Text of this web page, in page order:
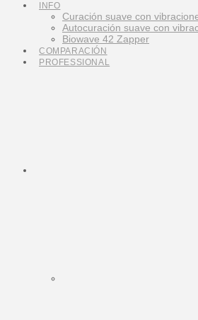
INFO
Curación suave con
Autocuración suave con
Biowave 42 Zapper
COMPARACIÓN
PROFESSIONAL